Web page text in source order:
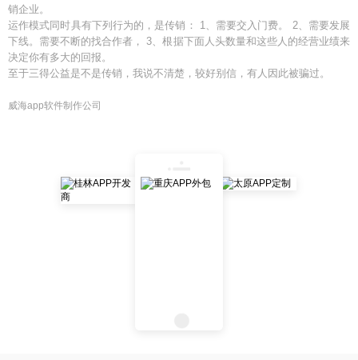
销企业。
运作模式同时具有下列行为的，是传销： 1、需要交入门费。 2、需要发展
下线。需要不断的找合作者， 3、根据下面人头数量和这些人的经营业绩来
决定你有多大的回报。
至于三得公益是不是传销，我说不清楚，较好别信，有人因此被骗过。
威海app软件制作公司